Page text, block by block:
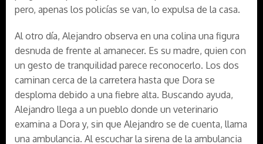
pero, apenas los policías se van, lo expulsa de la casa.
Al otro día, Alejandro observa en una colina una figura
desnuda de frente al amanecer. Es su madre, quien con
un gesto de tranquilidad parece reconocerlo. Los dos
caminan cerca de la carretera hasta que Dora se
desploma debido a una fiebre alta. Buscando ayuda,
Alejandro llega a un pueblo donde un veterinario
examina a Dora y, sin que Alejandro se de cuenta, llama
una ambulancia. Al escuchar la sirena de la ambulancia